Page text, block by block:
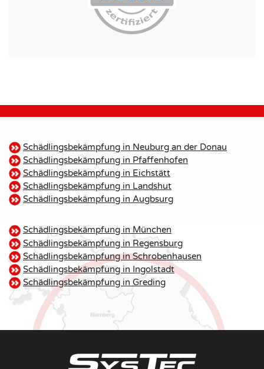
Schädlingsbekämpfung in Neuburg an der Donau
Schädlingsbekämpfung in Pfaffenhofen
Schädlingsbekämpfung in Eichstätt
Schädlingsbekämpfung in Landshut
Schädlingsbekämpfung in Augbsurg
Schädlingsbekämpfung in München
Schädlingsbekämpfung in Regensburg
Schädlingsbekämpfung in Schrobenhausen
Schädlingsbekämpfung in Ingolstadt
Schädlingsbekämpfung in Greding